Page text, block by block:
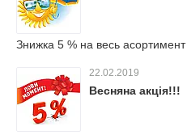
Знижка 5 % на весь
22.02.2019
Весняна акція!!!